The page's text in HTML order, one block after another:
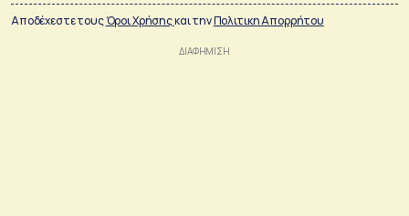
Αποδέχεστε τουςΌροι Χρήσηςκαι τηνΠολιτικη Απορρήτου